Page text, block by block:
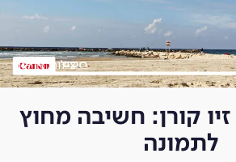
על צילום וצלמים
קול קורא
צילום: זיו קורן
קורן: חשיבה מחוץ
לתמונה